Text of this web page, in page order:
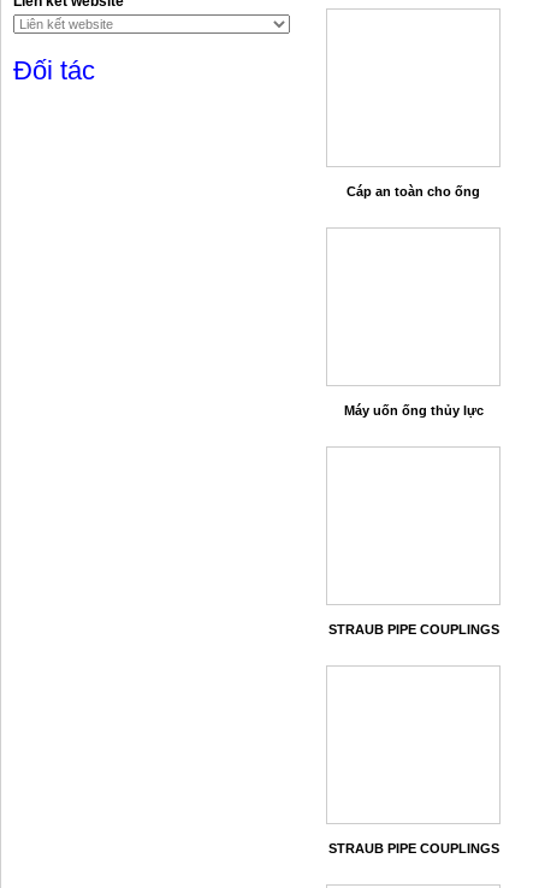
Đối tác
Cáp an toàn cho ống
Máy uốn ống thủy lực
STRAUB PIPE COUPLINGS
STRAUB PIPE COUPLINGS